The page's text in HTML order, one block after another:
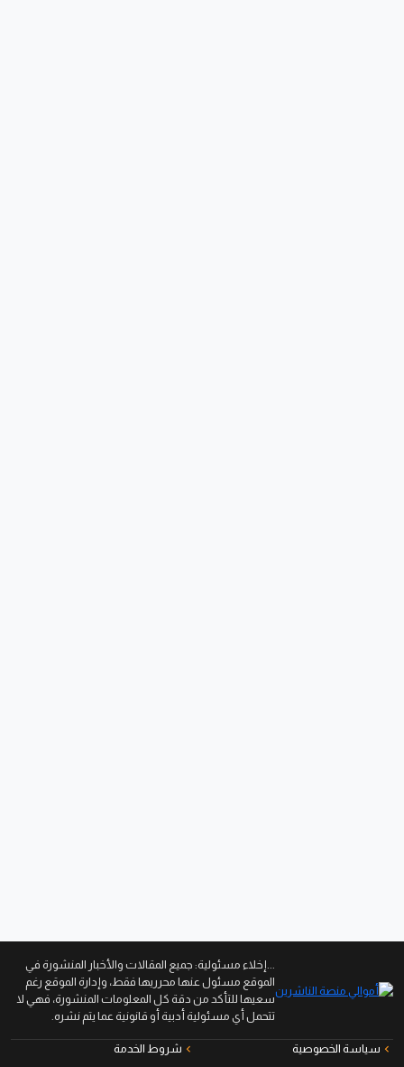
...إخلاء مسئولية: جميع المقالات والأخبار المنشورة في
الموقع مسئول عنها محرريها فقط، وإدارة الموقع رغم
سعيها للتأكد من دقة كل المعلومات المنشورة، فهي لا
تتحمل أي مسئولية أدبية أو قانونية عما يتم نشره.
سياسة الخصوصية شروط الخدمة